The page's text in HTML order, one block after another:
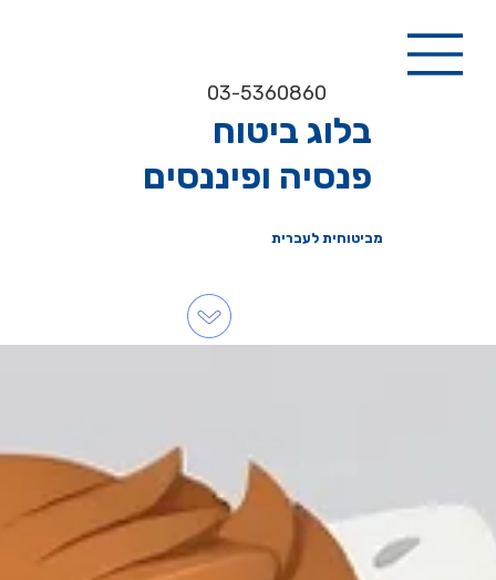
03-5360860
בלוג ביטוח
פנסיה ופיננסים
מביטוחית לעברית